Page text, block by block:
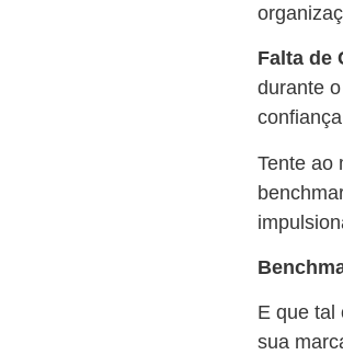
Falta de
durante
Tente ao
E que tal
sua